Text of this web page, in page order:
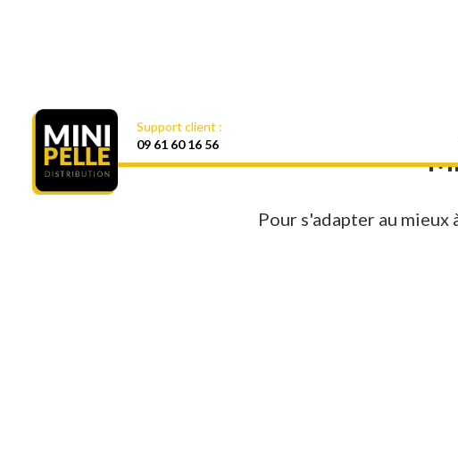
Support client :
09 61 60 16 56
Pour s'adapter au